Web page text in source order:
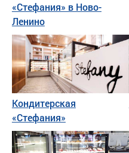
«Стефания» в Ново-
Ленино
Кондитерская
«Стефания»